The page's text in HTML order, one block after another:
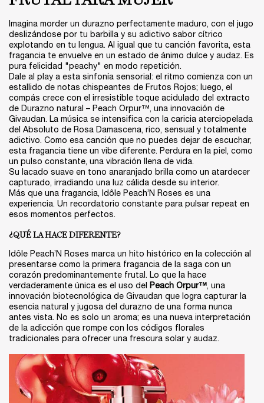
Imagina morder un durazno perfectamente maduro, con el jugo
deslizándose por tu barbilla y su adictivo sabor cítrico
explotando en tu lengua. Al igual que tu canción favorita, esta
fragancia te envuelve en un estado de ánimo dulce y audaz. Es
pura felicidad "peachy" en modo repetición.​
Dale al play a esta sinfonía sensorial: el ritmo comienza con un
estallido de notas chispeantes de Frutos Rojos; luego, el
compás crece con el irresistible toque acidulado del extracto
de Durazno natural – Peach Orpur™, una innovación de
Givaudan. La música se intensifica con la caricia aterciopelada
del Absoluto de Rosa Damascena, rico, sensual y totalmente
adictivo. Como esa canción que no puedes dejar de escuchar,
esta fragancia tiene un vibe diferente. Perdura en la piel, como
un pulso constante, una vibración llena de vida.
Su lacado suave en tono anaranjado brilla como un atardecer
capturado, irradiando una luz cálida desde su interior.​
Más que una fragancia, Idôle Peach’N Roses es una
experiencia. Un recordatorio constante para pulsar repeat en
esos momentos perfectos. ​
¿QUÉ LA HACE DIFERENTE?​
Idôle Peach’N Roses marca un hito histórico en la colección al
presentarse como la primera fragancia de la saga con un
corazón predominantemente frutal. Lo que la hace
verdaderamente única es el uso del
Peach Orpur™, una
innovación biotecnológica de Givaudan que logra capturar la
esencia natural y jugosa del durazno de una forma nunca
antes vista. No es solo un aroma; es una nueva interpretación
de la adicción que rompe con los códigos florales
tradicionales para ofrecer una frescura solar y audaz.​